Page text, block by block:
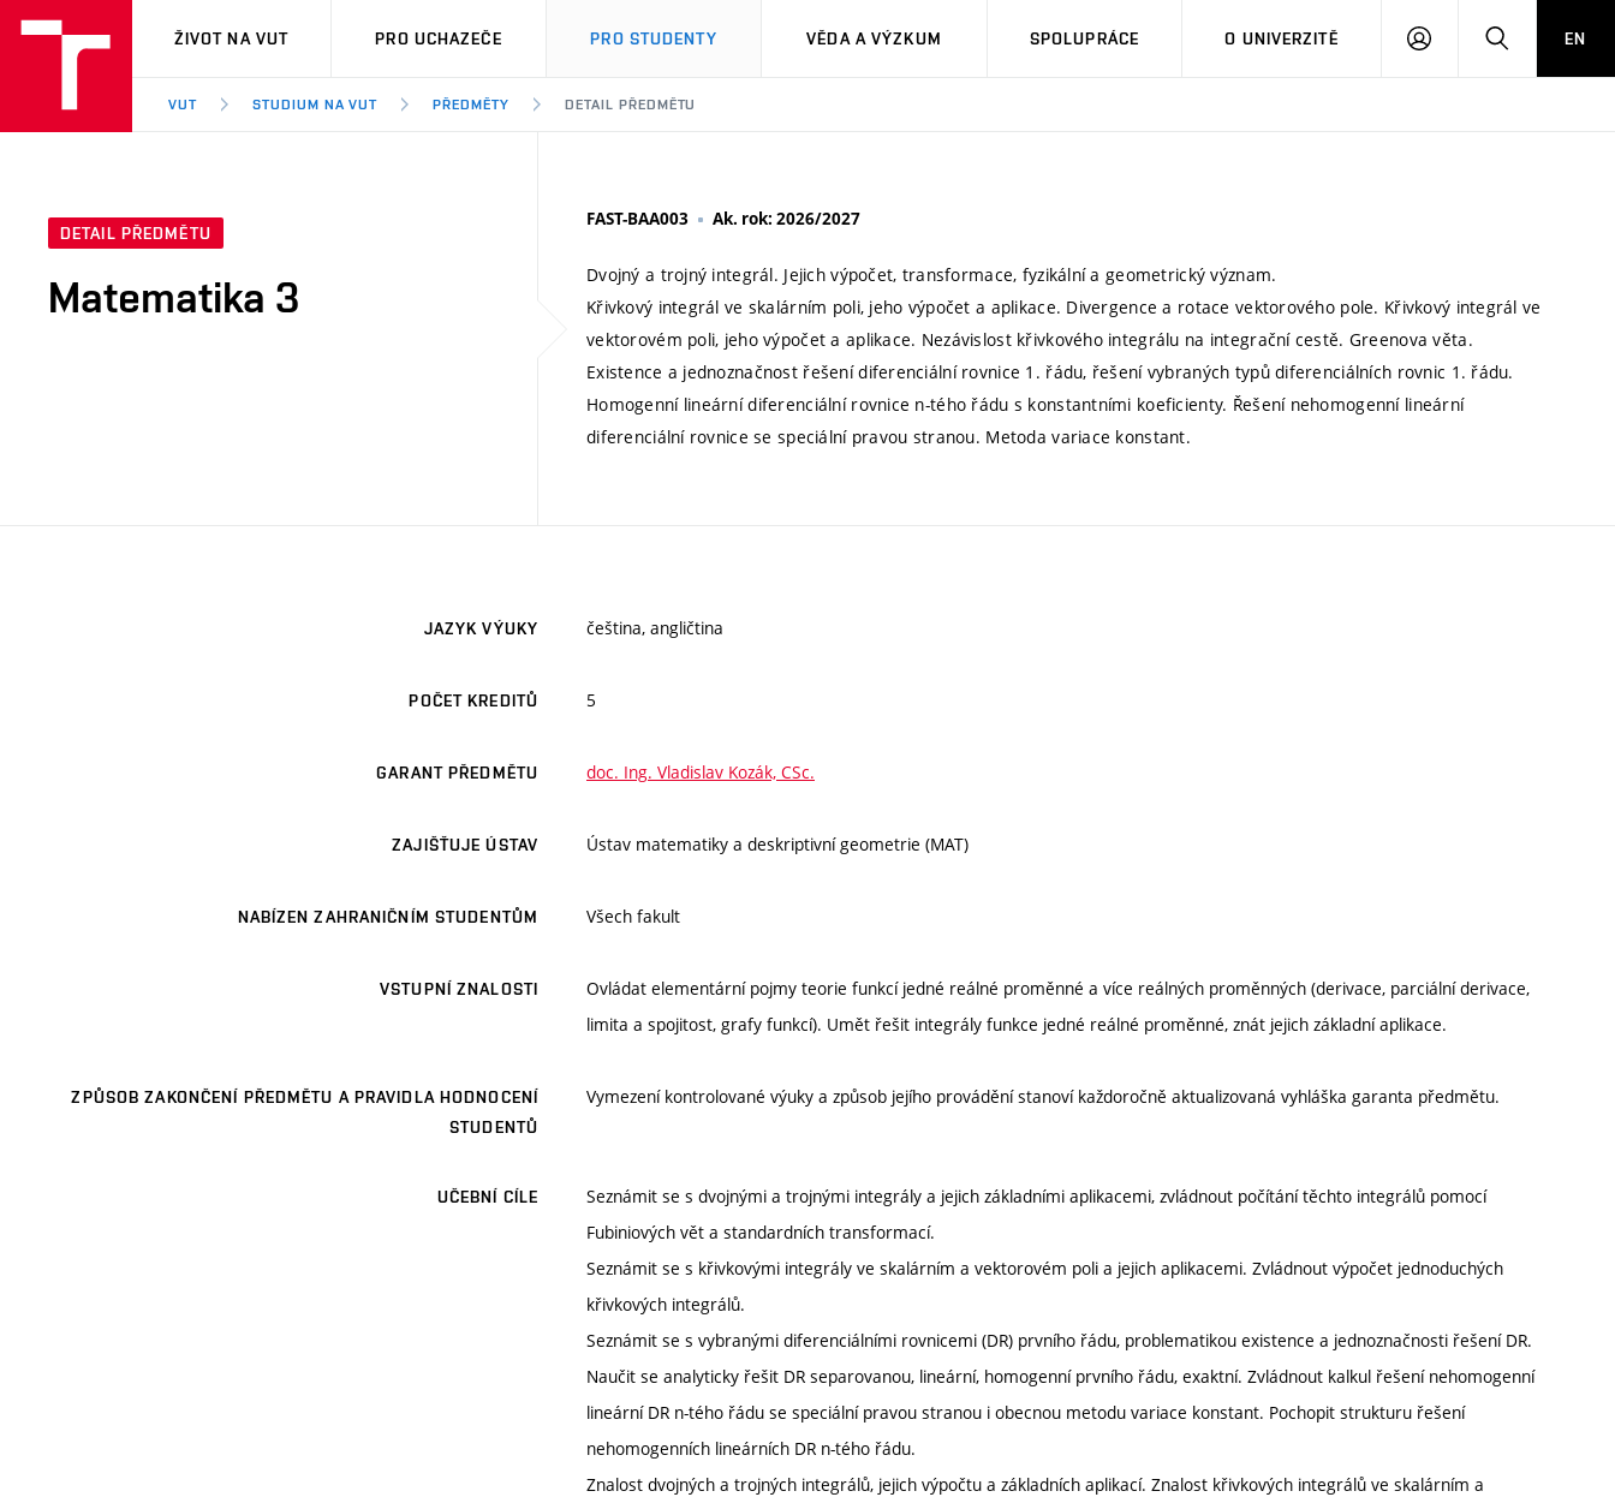
VUT
ŽIVOT NA VUT PRO UCHAZEČE PRO STUDENTY VĚDA A VÝZKUM SPOLUPRÁCE O UNIVERZITĚ
PŘIHLÁSIT HLEDATEN
VUT STUDIUM NA VUT PŘEDMĚTY DETAIL PŘEDMĚTU
DETAIL PŘEDMĚTU
Matematika 3
FAST-BAA003 Ak. rok: 2026/2027
Dvojný a trojný integrál. Jejich výpočet, transformace, fyzikální a geometrický význam.
Křivkový integrál ve skalárním poli, jeho výpočet a aplikace. Divergence a rotace vektorového pole. Křivkový integrál ve
vektorovém poli, jeho výpočet a aplikace. Nezávislost křivkového integrálu na integrační cestě. Greenova věta.
Existence a jednoznačnost řešení diferenciální rovnice 1. řádu, řešení vybraných typů diferenciálních rovnic 1. řádu.
Homogenní lineární diferenciální rovnice n-tého řádu s konstantními koeficienty. Řešení nehomogenní lineární
diferenciální rovnice se speciální pravou stranou. Metoda variace konstant.
JAZYK VÝUKY čeština, angličtina
POČET KREDITŮ 5
GARANT PŘEDMĚTU doc. Ing. Vladislav Kozák, CSc.
ZAJIŠŤUJE ÚSTAV Ústav matematiky a deskriptivní geometrie (MAT)
NABÍZEN ZAHRANIČNÍM STUDENTŮM Všech fakult
VSTUPNÍ ZNALOSTI
Ovládat elementární pojmy teorie funkcí jedné reálné proměnné a více reálných proměnných (derivace, parciální derivace,
limita a spojitost, grafy funkcí). Umět řešit integrály funkce jedné reálné proměnné, znát jejich základní aplikace.
ZPŮSOB ZAKONČENÍ PŘEDMĚTU A PRAVIDLA HODNOCENÍ
STUDENTŮ
Vymezení kontrolované výuky a způsob jejího provádění stanoví každoročně aktualizovaná vyhláška garanta předmětu.
UČEBNÍ CÍLE
Seznámit se s dvojnými a trojnými integrály a jejich základními aplikacemi, zvládnout počítání těchto integrálů pomocí
Fubiniových vět a standardních transformací.
Seznámit se s křivkovými integrály ve skalárním a vektorovém poli a jejich aplikacemi. Zvládnout výpočet jednoduchých
křivkových integrálů.
Seznámit se s vybranými diferenciálními rovnicemi (DR) prvního řádu, problematikou existence a jednoznačnosti řešení DR.
Naučit se analyticky řešit DR separovanou, lineární, homogenní prvního řádu, exaktní. Zvládnout kalkul řešení nehomogenní
lineární DR n-tého řádu se speciální pravou stranou i obecnou metodu variace konstant. Pochopit strukturu řešení
nehomogenních lineárních DR n-tého řádu.
Znalost dvojných a trojných integrálů, jejich výpočtu a základních aplikací. Znalost křivkových integrálů ve skalárním a